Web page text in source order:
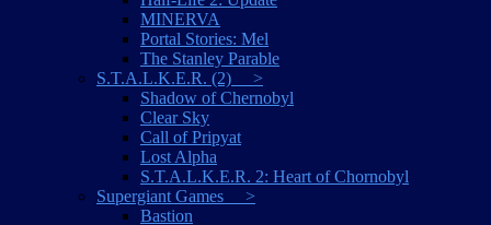
MINERVA
Portal Stories: Mel
The Stanley Parable
S.T.A.L.K.E.R. (2) >
Shadow of Chernobyl
Clear Sky
Call of Pripyat
Lost Alpha
S.T.A.L.K.E.R. 2: Heart of Chornobyl
Supergiant Games >
Bastion